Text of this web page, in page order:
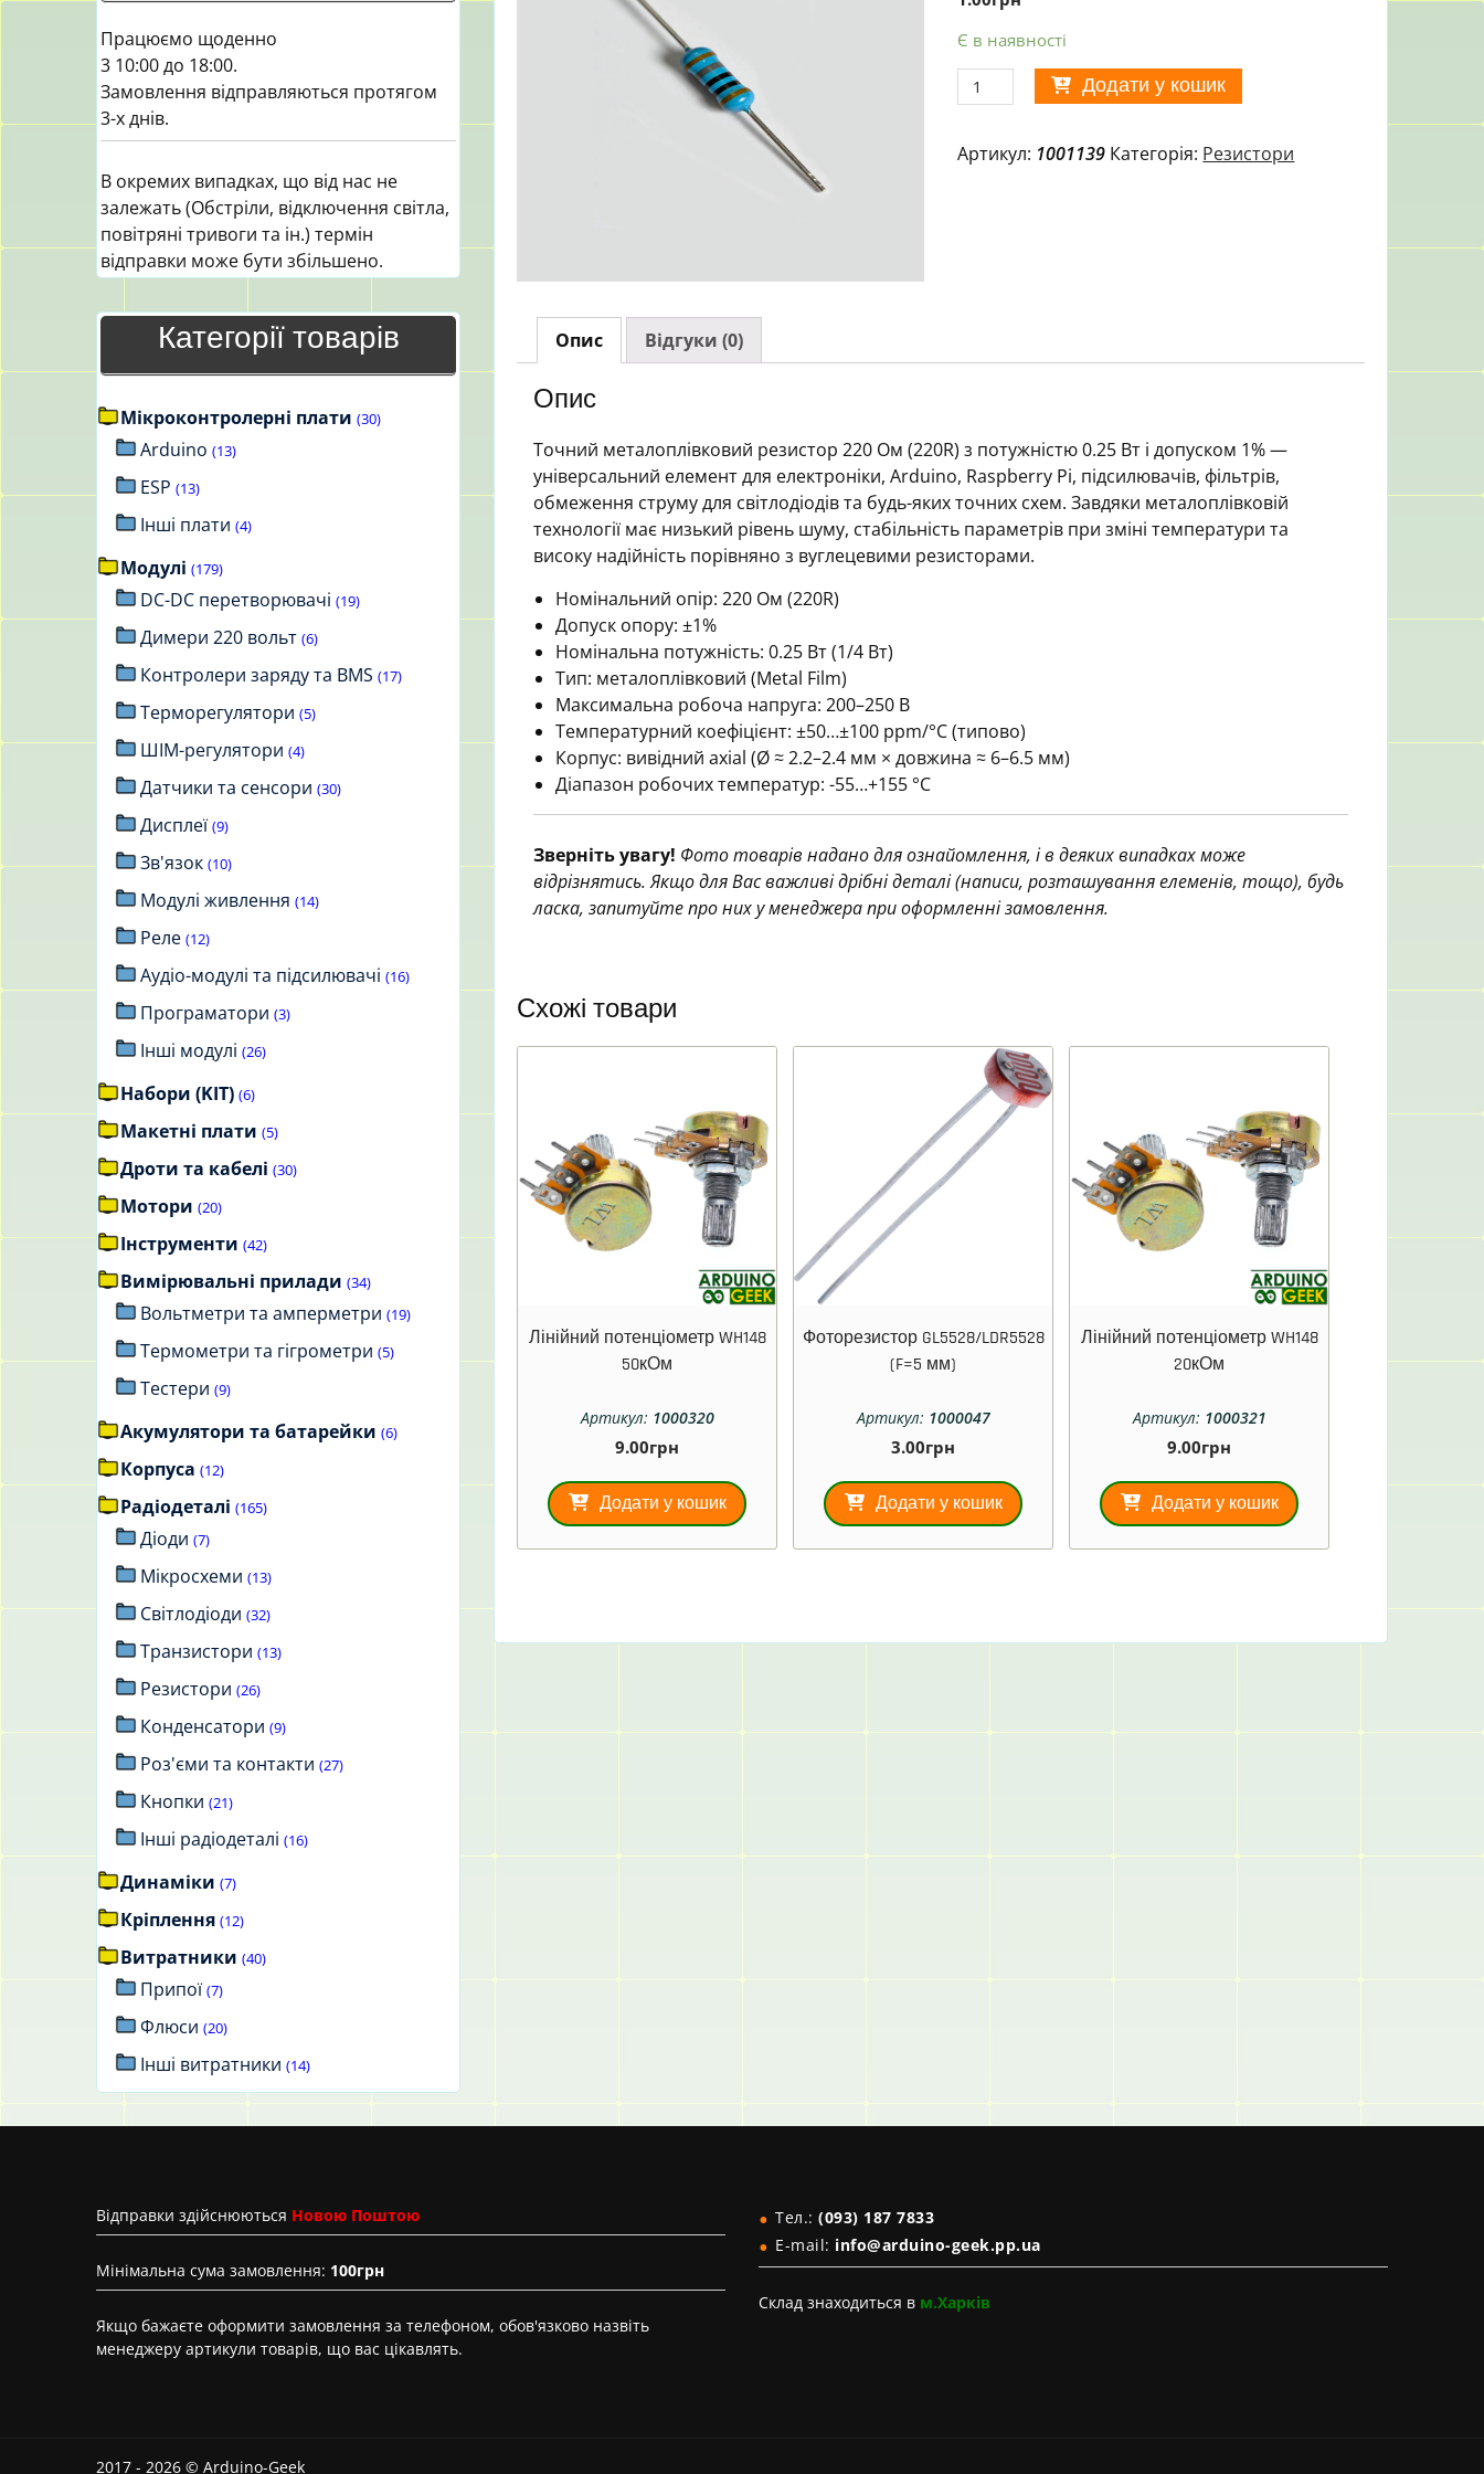
Є в наявності
Резистор
металоплівковий
Ом
Додати у кошик
Артикул: 1001139 Категорія: Резистори
Опис Відгуки (0)
Опис
Точний металоплівковий резистор 220 Ом (220R) з потужністю 0.25 Вт і допуском 1% —
універсальний елемент для електроніки, Arduino, Raspberry Pi, підсилювачів, фільтрів,
обмеження струму для світлодіодів та будь-яких точних схем. Завдяки металоплівковій
технології має низький рівень шуму, стабільність параметрів при зміні температури та
високу надійність порівняно з вуглецевими резисторами.
Номінальний опір: 220 Ом (220R)
Допуск опору: ±1%
Номінальна потужність: 0.25 Вт (1/4 Вт)
Тип: металоплівковий (Metal Film)
Максимальна робоча напруга: 200–250 В
Температурний коефіцієнт: ±50…±100 ppm/°C (типово)
Корпус: вивідний axial (Ø ≈ 2.2–2.4 мм × довжина ≈ 6–6.5 мм)
Діапазон робочих температур: -55…+155 °C
Зверніть увагу! Фото товарів надано для ознайомлення, і в деяких випадках може
відрізнятись. Якщо для Вас важливі дрібні деталі (написи, розташування елеменів, тощо), будь
ласка, запитуйте про них у менеджера при оформленні замовлення.
Схожі товари
Лінійний потенціометр WH148
50кОм
Артикул: 1000320
9.00грн
Додати у кошик
Фоторезистор GL5528/LDR5528
(F=5 мм)
Артикул: 1000047
3.00грн
Додати у кошик
Лінійний потенціометр WH148
20кОм
Артикул: 1000321
9.00грн
Додати у кошик
Працюємо щоденно
3 10:00 до 18:00.
Замовлення відправляються протягом
3-х днів.
В окремих випадках, що від нас не
залежать (Обстріли, відключення світла,
повітряні тривоги та ін.) термін
відправки може бути збільшено.
Категорії товарів
Мікроконтролерні плати (30)
Arduino (13)
ESP (13)
Інші плати (4)
Модулі (179)
DC-DC перетворювачі (19)
Димери 220 вольт (6)
Контролери заряду та BMS (17)
Терморегулятори (5)
ШІМ-регулятори (4)
Датчики та сенсори (30)
Дисплеї (9)
Зв'язок (10)
Модулі живлення (14)
Реле (12)
Аудіо-модулі та підсилювачі (16)
Програматори (3)
Інші модулі (26)
Набори (KIT) (6)
Макетні плати (5)
Дроти та кабелі (30)
Мотори (20)
Інструменти (42)
Вимірювальні прилади (34)
Вольтметри та амперметри (19)
Термометри та гігрометри (5)
Тестери (9)
Акумулятори та батарейки (6)
Корпуса (12)
Радіодеталі (165)
Діоди (7)
Мікросхеми (13)
Світлодіоди (32)
Транзистори (13)
Резистори (26)
Конденсатори (9)
Роз'єми та контакти (27)
Кнопки (21)
Інші радіодеталі (16)
Динаміки (7)
Кріплення (12)
Витратники (40)
Припої (7)
Флюси (20)
Інші витратники (14)
Вiдправки здійснюються Новою Поштою
Мінімальна сума замовлення: 100грн
Якщо бажаєте оформити замовлення за телефоном, обов'язково назвіть
менеджеру артикули товарів, що вас цікавлять.
Тел.: (093) 187 7833
E-mail: info@arduino-geek.pp.ua
Склад знаходиться в м.Харків
2017 - 2026 © Arduino-Geek